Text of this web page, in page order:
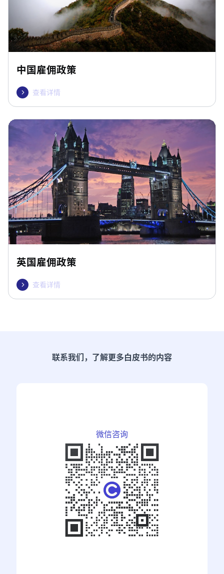
中国雇佣政策
 查看详情
英国雇佣政策
 查看详情
联系我们，了解更多白皮书的内容
微信咨询